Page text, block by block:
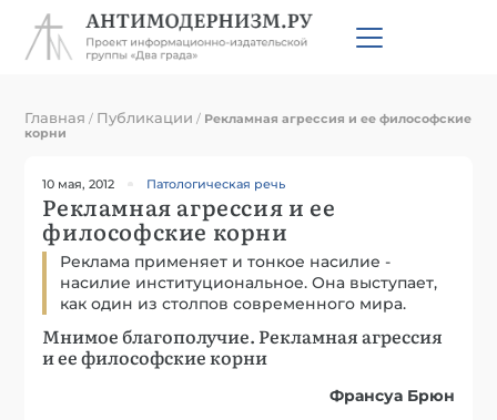
Главная / Публикации / Рекламная агрессия и ее философские
корни
10 мая, 2012 Патологическая речь
Рекламная агрессия и ее
философские корни
Реклама применяет и тонкое насилие -
насилие институциональное. Она выступает,
как один из столпов современного мира.
Мнимое благополучие. Рекламная агрессия
и ее философские корни
Франсуа Брюн